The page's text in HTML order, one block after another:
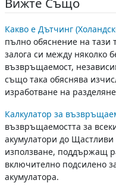
Какво е Дътчинг
пълно обяснение на тази
залога си между няколко
възвръщаемост,
също така обяснява
изработване на
Калкулатор за
възвръщаемостта за
акумулатори до
използване, поддържащ
включително подсилено
акумулатора.